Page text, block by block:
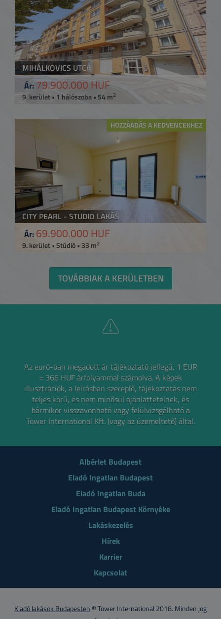
MIHÁLKOVICS UTCA
Ár: 79.900.000 HUF
9. kerület • 1 hálószoba • 54 m2
HOZZÁADÁS A KEDVENCEKHEZ
CITY PEARL - STUDIO LAKÁS
Ár: 69.900.000 HUF
9. kerület • Stúdió • 33 m2
TOVÁBBIAK A KERÜLETBEN
Az euró-ban megadott ár tájékoztató jellegű, 1 EUR
= 366 HUF árfolyammal számolva.A képek
illusztrációk, a leírásban szereplő, tájékoztatás nem
teljes körű, és nem minősül ajánlattételnek, és
bármikor visszavonható vagy felülvizsgálható a
Tower International Kft. (vagy az üzemeltető) által.
Albérlet Budapest
Eladó Ingatlan Budapest
Eladó Ingatlan Buda
Eladó Ingatlan Budapest Környéke
Lakáskezelés
Hírek
Karrier
Kapcsolat
Kiadó lakások Budapesten © Tower International 2018. Minden jog